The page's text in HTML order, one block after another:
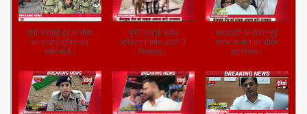
यूपी: हरदोई ईद के मौके
पर हरदोई पुलिस का
फ्लैग मार्च।
यूपी: हरदोई अवैध
हथियार निर्माण करते 3
गिरफ्तार।
शराबबंदी के दौरान हुई
शराब से मौत पर सीएम
का निर्णय।